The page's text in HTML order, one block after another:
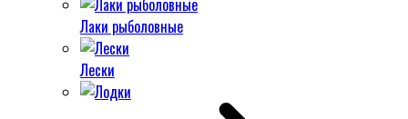
Лаки рыболовные
Лески